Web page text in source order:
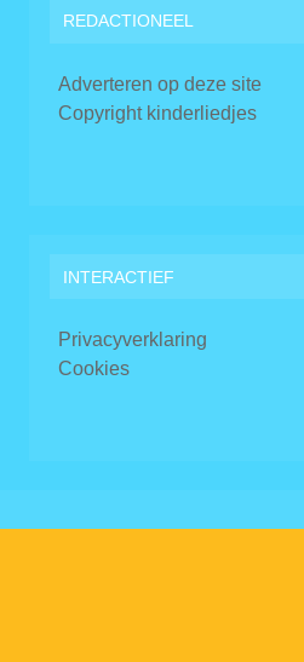
REDACTIONEEL
Adverteren op deze site
Copyright kinderliedjes
INTERACTIEF
Privacyverklaring
Cookies